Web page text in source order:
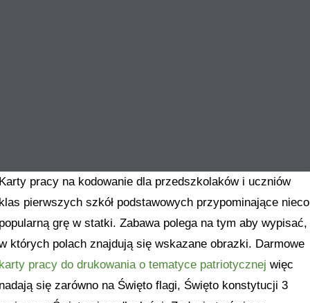
pracy na kodowanie dla przedszkolaków i uczniów
pierwszych szkół podstawowych przypominające nieco
grę w statki. Zabawa polega na tym aby wypisać,
których polach znajdują się wskazane obrazki. Darmowe
pracy do drukowania o tematyce patriotycznej więc
się zarówno na Święto flagi, Święto konstytucji 3